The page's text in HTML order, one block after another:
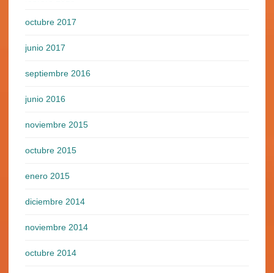
octubre 2017
junio 2017
septiembre 2016
junio 2016
noviembre 2015
octubre 2015
enero 2015
diciembre 2014
noviembre 2014
octubre 2014